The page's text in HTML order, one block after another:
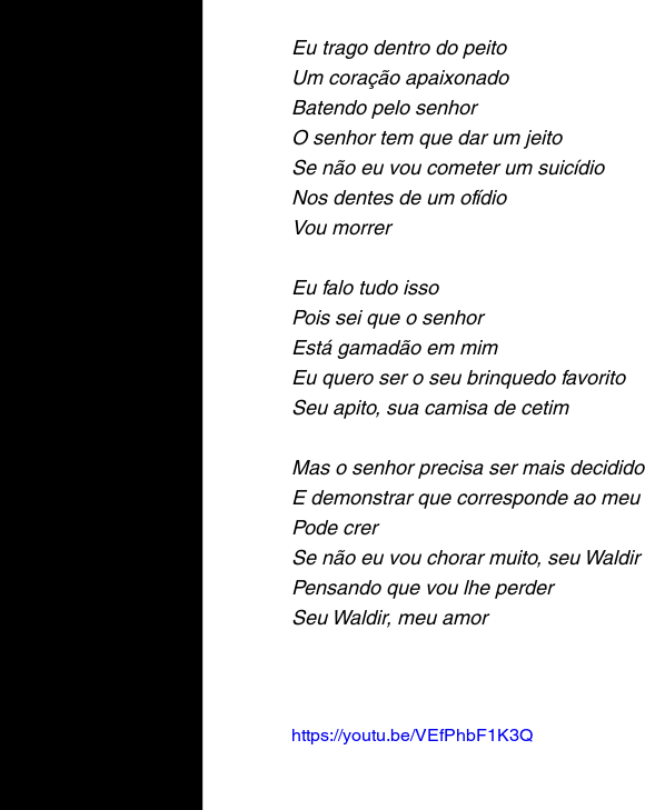
Eu trago dentro do peito
Um coração apaixonado
Batendo pelo senhor
O senhor tem que dar um jeito
Se não eu vou cometer um suicídio
Nos dentes de um ofídio
Vou morrer
Eu falo tudo isso
Pois sei que o senhor
Está gamadão em mim
Eu quero ser o seu brinquedo favorito
Seu apito, sua camisa de cetim
Mas o senhor precisa ser mais decidido
E demonstrar que corresponde ao meu
Pode crer
Se não eu vou chorar muito, seu Waldir
Pensando que vou lhe perder
Seu Waldir, meu amor
https://youtu.be/VEfPhbF1K3Q